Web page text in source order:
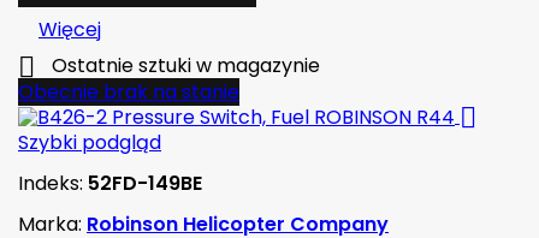
Więcej

Ostatnie sztuki w magazynie
Obecnie brak na stanie

Szybki podgląd
Indeks: 52FD-149BE
Marka: Robinson Helicopter Company